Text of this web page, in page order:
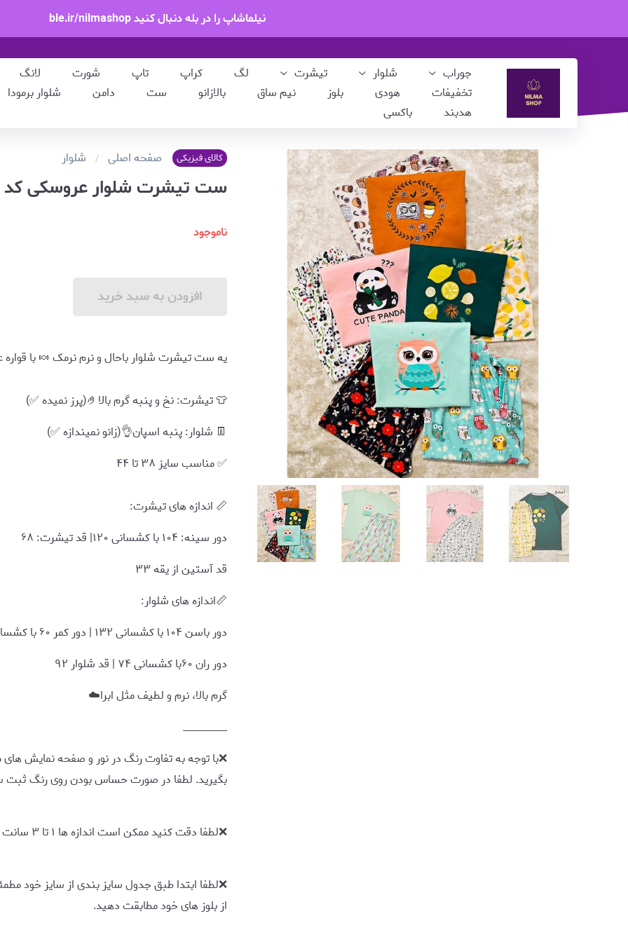
نیلماشاپ را در بله دنبال کنید ble.ir/nilmashop
جوراب شلوار تیشرت لگ کراپ تاپ شورت لانگ
تخفیفات
هودی بلوز نیم ساق بالازانو ست دامن شلوار برمودا
هدبند
باکسی
کالای فیزیکی صفحه اصلی شلوار
ست تیشرت شلوار عروسکی کد ۹۵۲
ناموجود
افزودن به سبد خرید
یه ست تیشرت شلوار باحال و نرم نرمک 🍬 با قواره
👕 تیشرت: نخ‌ و پنبه گرم بالا🤌(پرز نمیده ✅)
👖 شلوار: پنبه اسپان👌(زانو نمیندازه ✅)
✅ مناسب سایز ۳۸ تا ۴۴
📏 اندازه های تیشرت:
دور سینه: ۱۰۴ با کشسانی ۱۲۰| قد تیشرت: ۶۸
قد آستین از یقه ۳۳
📏اندازه های شلوار:
دور باسن ۱۰۴ با کشسانی ۱۳۲ | دور کمر ۶۰ با کشسانی ۱۱۲
دور ران ۶۰با کشسانی ۷۴ | قد شلوار ۹۲
گرم بالا، نرم و لطیف مثل ابرا☁️
_________
❌️با توجه به تفاوت رنگ در نور و صفحه نمایش
بگیرید. لطفا در صورت حساس بودن روی رنگ ثبت
❌لطفا دقت کنید ممکن است اندازه ها ۱ تا ۳ سانت خطا داشته باشد.
❌لطفا ابتدا طبق جدول سایز بندی از سایز خود
از بلوز های خود مطابقت دهید.